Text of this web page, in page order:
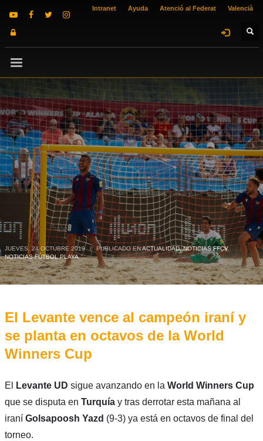
Intranet Ayuda Atenció al Federat Valencià
JUEVES, 24 OCTUBRE 2019 / PUBLICADO ENACTUALIDAD,NOTICIAS FFCV,
NOTICIAS FÚTBOL PLAYA
El Levante vence al campeón iraní y
se planta en octavos de la World
Winners Cup
El Levante UD sigue avanzando en la World Winners Cup
que se disputa en Turquíay tras derrotar esta mañana al
iraní Golsapoosh Yazd (9-3) ya está en octavos de final del
torneo.